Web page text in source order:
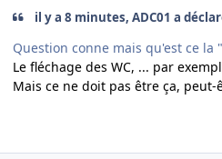
il y a 8 minutes, ADC01 a
Question conne mais qu'est ce la
Le fléchage des WC, ... par
Mais ce ne doit pas être ça,